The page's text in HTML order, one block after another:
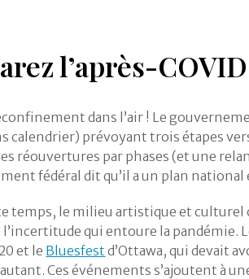
l’après-
dans l’air ! Le
calendrier) prévoyant trois étapes
réouvertures par phases (et une
fédéral dit qu’il a un plan national
temps, le milieu artistique et
l’incertitude qui entoure la pandémie.
et le Bluesfest d’Ottawa, qui devait
autant. Ces événements s’ajoutent à